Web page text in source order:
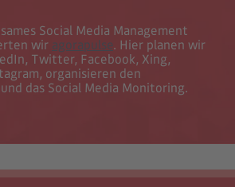
Social Media Management
wir agorapulse. Hier planen wir
Twitter, Facebook, Xing,
organisieren den
das Social Media Monitoring.